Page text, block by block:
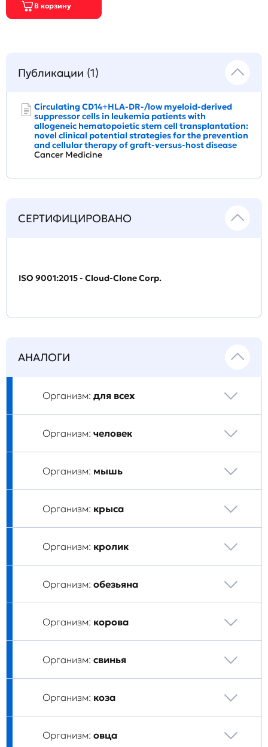
Публикации (1)
Circulating CD14+HLA-DR-/low myeloid-derived
suppressor cells in leukemia patients with
allogeneic hematopoietic stem cell transplantation:
novel clinical potential strategies for the prevention
and cellular therapy of graft-versus-host disease
Cancer Medicine
СЕРТИФИЦИРОВАНО
ISO 9001:2015 - Cloud-Clone Corp.
АНАЛОГИ
Организм: для всех
Организм: человек
Организм: мышь
Организм: крыса
Организм: кролик
Организм: обезьяна
Организм: корова
Организм: свинья
Организм: коза
Организм: овца